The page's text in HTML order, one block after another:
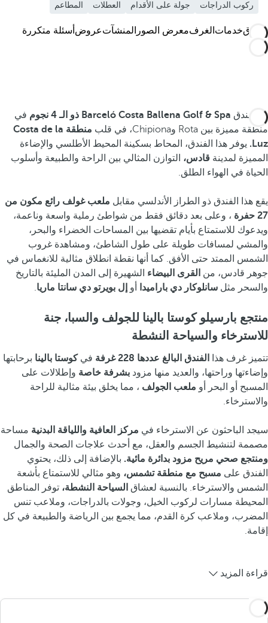
ركوب الدراجات
جولة على الأقدام العطلات المطاعم
الفندقخدمات الغرفمعرض الصور المنشآتعروض أسئلة متكررة
يقع فندق Barceló Costa Ballena Golf & Spa ذو الـ 4 نجوم
في
منطقة مميزة بين Rota وChipiona، في قلب
منطقة Costa de la
Luz.
يوفر هذا الفندق، المحاط بسكينة المحيط الأطلسي والإضاءة
المميزة لمدينة قادس، التوازن المثالي بين الراحة والطبيعة وأسلوب
الحياة في الهواء الطلق.
يقع هذا الفندق ذو الطراز الأندلسي مقابل ملعب غولف رائع مكون من
27 حفرة
، وعلى بعد دقائق فقط من شواطئ رملية واسعة وناعمة،
ويدعوك للاستمتاع بأيام تقضيها بين المساحات الخضراء والبحر،
والمشي لمسافات طويلة على طول الشاطئ، ومشاهدة غروب
الشمس الممتد حتى الأفق. كما أنها نقطة انطلاق مثالية للانغماس في
جوهر قادس، من القرى البيضاء الشهيرة إلى المدن المليئة بالتاريخ
والسحر مثل سانلوكار دي باراميدا أو إل بويرتو دي سانتا ماريا.
منتجع بارسيلو كوستا بالينا للجولف والسبا، جنة
للاسترخاء والسياحة النشطة
تتميز غرف هذا الفندق البالغ عددها 228 غرفة فيكوستا بالينا برحابتها
وإضاءتها وراحتها، والعديد منها مزود بشرفة خاصة وإطلالات على
المسبح أو البحر أو ملعب الجولف ، مما يخلق بيئة مثالية للراحة
والاسترخاء.
سيجد الباحثون عن الاسترخاء في مركز العافية واللياقة البدنية مساحة
مصممة لتنشيط الجسم والعقل، مع أحدث علاجات الصحة والجمال
ومنتجع صحي مريح مزود بدائرة مائية. بالإضافة إلى ذلك، يحتوي
الفندق على مسبح مع منطقة تشمس، وهو مثالي للاستمتاع بأشعة
الشمس والاسترخاء. بالنسبة لعشاق السياحة النشطة، توفر المناطق
المحيطة مسارات لركوب الخيل، وجولات بالدراجات، وملاعب تنس
المضرب، وملاعب كرة القدم، مما يجمع بين الرياضة والطبيعة في كل
إقامة.
قراءة المزيد